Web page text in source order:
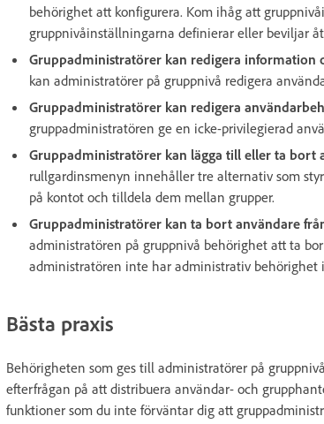
behörighet att konfigurera. Kom ihåg att
gruppnivåinställningarna definierar eller beviljar
Gruppadministratörer kan redigera information
kan administratörer på gruppnivå redigera
Gruppadministratörer kan redigera
gruppadministratören ge en icke-privilegierad
Gruppadministratörer kan lägga till eller ta bort
rullgardinsmenyn innehåller tre alternativ som
på kontot och tilldela dem mellan grupper.
Gruppadministratörer kan ta bort användare
administratören på gruppnivå behörighet att ta
administratören inte har administrativ behörighet i
Bästa praxis
Behörigheten som ges till administratörer på
efterfrågan på att distribuera användar- och
funktioner som du inte förväntar dig att